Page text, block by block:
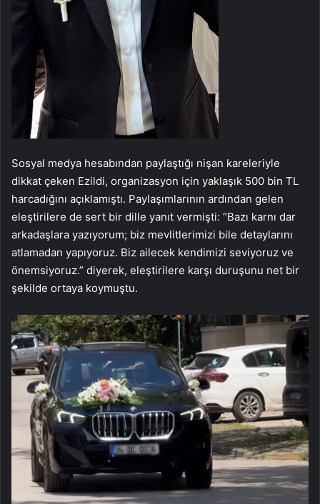
Sosyal medya hesabından paylaştığı nişan kareleriyle
dikkat çeken Ezildi, organizasyon için yaklaşık 500 bin TL
harcadığını açıklamıştı. Paylaşımlarının ardından gelen
eleştirilere de sert bir dille yanıt vermişti: “Bazı karnı dar
arkadaşlara yazıyorum; biz mevlitlerimizi bile detaylarını
atlamadan yapıyoruz. Biz ailecek kendimizi seviyoruz ve
önemsiyoruz.” diyerek, eleştirilere karşı duruşunu net bir
şekilde ortaya koymuştu.